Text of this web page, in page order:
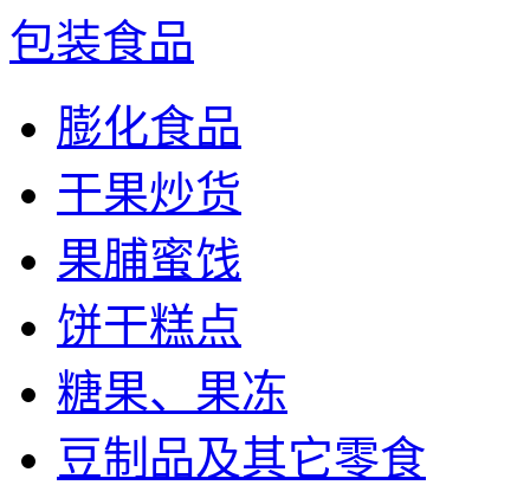
包装食品
膨化食品
干果炒货
果脯蜜饯
饼干糕点
糖果、果冻
豆制品及其它零食